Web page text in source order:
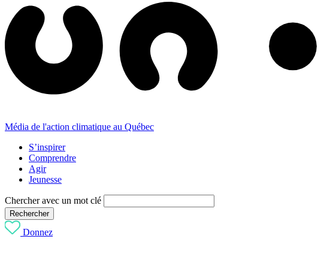
Média de l'action climatique au Québec
S’inspirer
Comprendre
Agir
Jeunesse
Chercher avec un mot clé
Rechercher
Donnez